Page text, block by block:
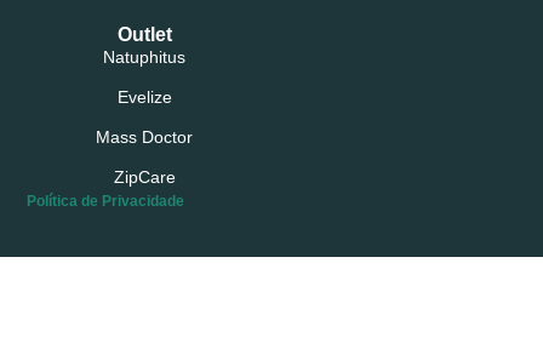
Outlet
Natuphitus
Evelize
Mass Doctor
ZipCare
Política de Privacidade